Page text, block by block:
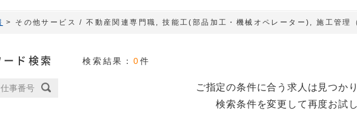
> その他サービス / 不動産関連専門職, 技能工(部品加工・機械オペレーター), 施工管理
検索結果： 0件
ご指定の条件に合う求人は見つか
検索条件を変更して再度お試
ード検索